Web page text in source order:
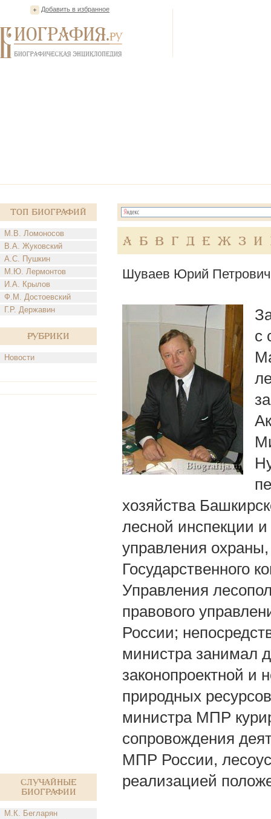
Добавить в избранное
Топ Биографий
М.В. Ломоносов
В.А. Жуковский
А.С. Пушкин
М.Ю. Лермонтов
И.А. Крылов
Ф.М. Достоевский
Г.Р. Державин
Рубрики
Новости
Случайные
биографии
М.К. Бегларян
А Б В Г Д Е Ж З И
Шуваев Юрий Петрович
с
хозяйства
лесной инспекции
управления
Государственного
Управления
правового
России;
министра занимал
законопроектной и
природных
министра МПР
сопровождения
МПР России,
реализацией